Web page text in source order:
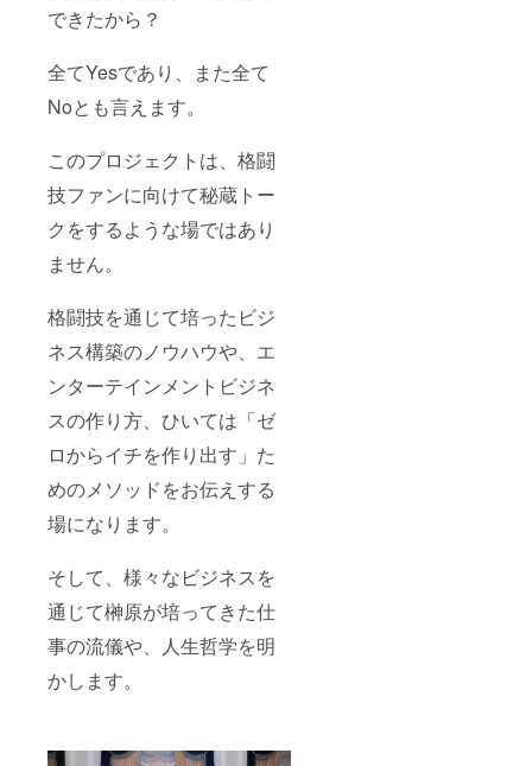
できたから？
全てYesであり、また全て
Noとも言えます。
このプロジェクトは、格闘
技ファンに向けて秘蔵トー
クをするような場ではあり
ません。
格闘技を通じて培ったビジ
ネス構築のノウハウや、エ
ンターテインメントビジネ
スの作り方、ひいては「ゼ
ロからイチを作り出す」た
めのメソッドをお伝えする
場になります。
そして、様々なビジネスを
通じて榊原が培ってきた仕
事の流儀や、人生哲学を明
かします。